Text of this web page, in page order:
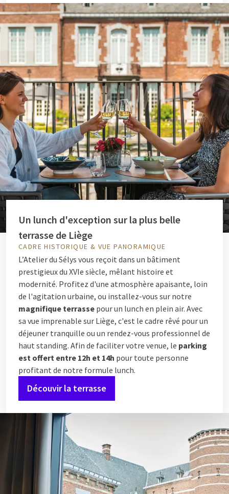
Un lunch d'exception sur la plus belle
terrasse de Liège
CADRE HISTORIQUE & VUE PANORAMIQUE
L’Atelier du Sélys vous reçoit dans un bâtiment
prestigieux du XVIe siècle, mêlant histoire et
modernité. Profitez d'une atmosphère apaisante, loin
de l'agitation urbaine, ou installez-vous sur notre
magnifique terrasse pour un lunch en plein air. Avec
sa vue imprenable sur Liège, c'est le cadre rêvé pour un
déjeuner tranquille ou un rendez-vous professionnel de
haut standing. Afin de faciliter votre venue, le parking
est offert entre 12h et 14h pour toute personne
profitant de notre formule lunch.
Découvir la terrasse